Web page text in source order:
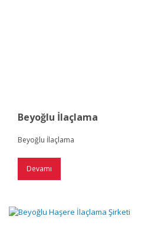
Beyoğlu İlaçlama
Beyoğlu İlaçlama
Devamı